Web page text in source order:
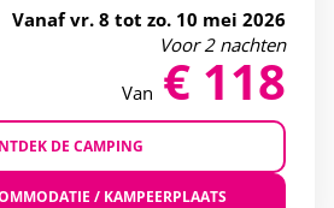
Vanaf vr. 8 tot zo. 10 mei 2026
Voor 2 nachten
Van € 118
DE CAMPING
/ KAMPEERPLAATS